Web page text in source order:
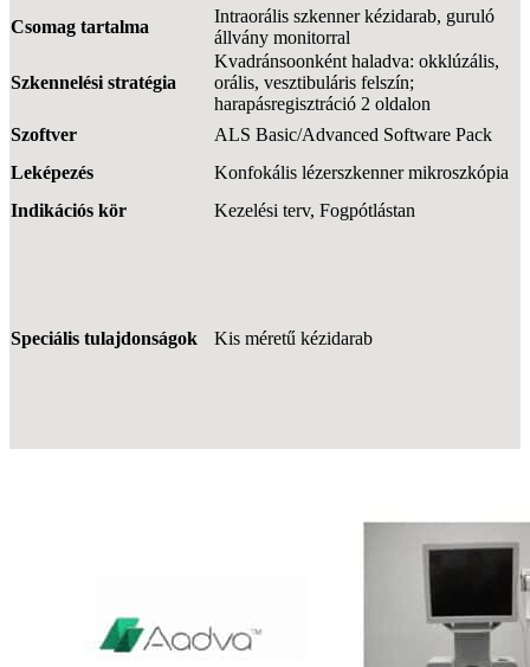
Csomag tartalma
Intraorális szkenner kézidarab, guruló
állvány monitorral
Szkennelési stratégia
Kvadránsoonként haladva: okklúzális,
orális, vesztibuláris felszín;
harapásregisztráció 2 oldalon
Szoftver
ALS Basic/Advanced Software Pack
Leképezés
Konfokális lézerszkenner mikroszkópia
Indikációs kör
Kezelési terv, Fogpótlástan
Speciális tulajdonságok Kis méretű kézidarab